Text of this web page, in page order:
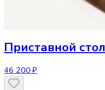
Приставной стол
46 200 ₽